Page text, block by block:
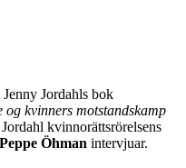
Jordahls bok
kvinners motstandskamp
kvinnorättsrörelsens
Peppe Öhman intervjuar.